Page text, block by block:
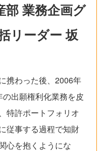
部 業務企画グ
リーダー 坂
携わった後、2006年
出願権利化業務を皮
特許ポートフォリオ
従事する過程で知財
心を抱くようにな